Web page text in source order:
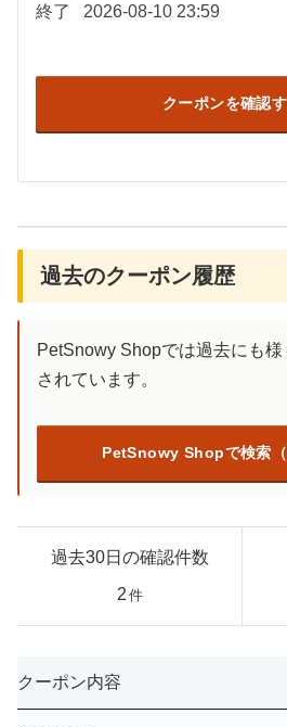
終了
2026-08-10 23:59
クーポンを確認
過去のクーポン履歴
PetSnowy Shopでは過去にも
されています。
PetSnowy Shopで検索（
過去30日の確認件数
2 件
クーポン内容